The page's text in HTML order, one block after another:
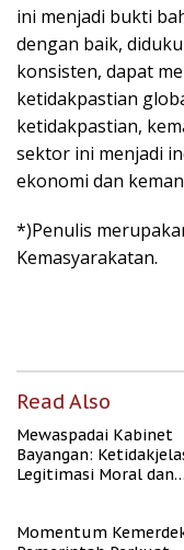
ini menjadi bukti
dengan baik,
konsisten, dapat
ketidakpastian
ketidakpastian,
sektor ini menjadi
ekonomi dan
*)Penulis
Kemasyarakatan.
Read Also
Mewaspadai Kabinet
Bayangan:
Legitimasi Moral dan
Momentum